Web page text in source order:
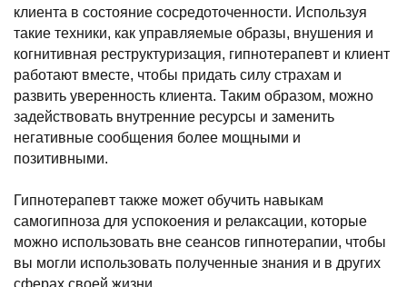
клиента в состояние сосредоточенности. Используя
такие техники, как управляемые образы, внушения и
когнитивная реструктуризация, гипнотерапевт и клиент
работают вместе, чтобы придать силу страхам и
развить уверенность клиента. Таким образом, можно
задействовать внутренние ресурсы и заменить
негативные сообщения более мощными и
позитивными.
Гипнотерапевт также может обучить навыкам
самогипноза для успокоения и релаксации, которые
можно использовать вне сеансов гипнотерапии, чтобы
вы могли использовать полученные знания и в других
сферах своей жизни.